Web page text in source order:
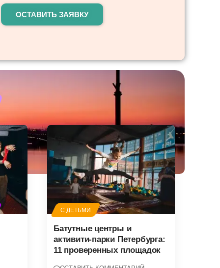
ОСТАВИТЬ ЗАЯВКУ
С ДЕТЬМИ
Батутные центры и
активити-парки Петербурга:
11 проверенных площадок